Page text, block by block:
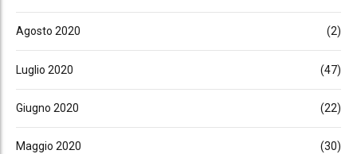
Agosto 2020 (2)
Luglio 2020 (47)
Giugno 2020 (22)
Maggio 2020 (30)